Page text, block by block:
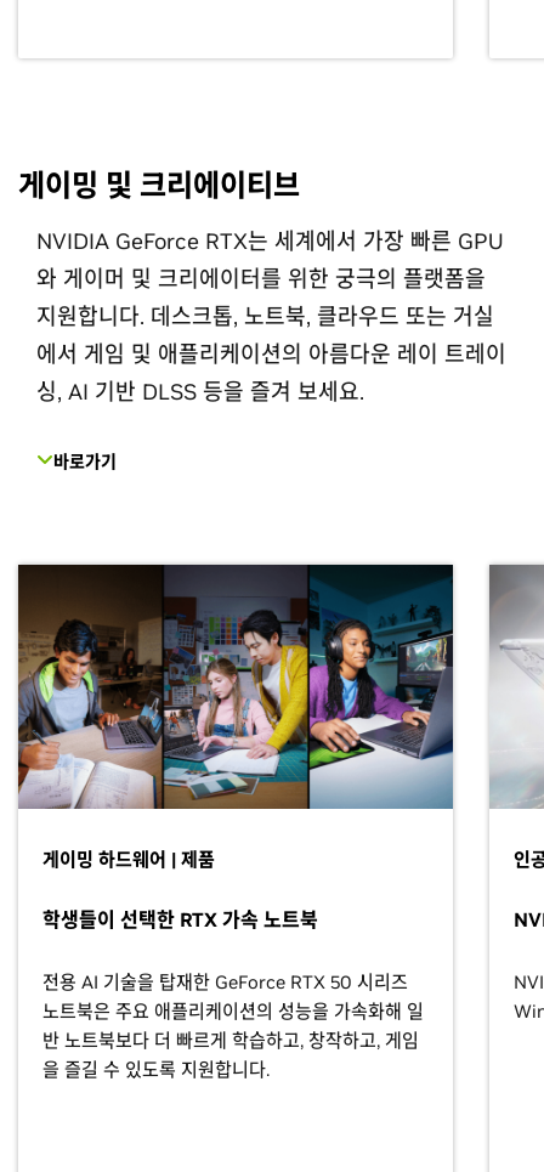
게이밍 및 크리에이티브
NVIDIA GeForce RTX는 세계에서 가장 빠른 GPU
와 게이머 및 크리에이터를 위한 궁극의 플랫폼을
지원합니다. 데스크톱, 노트북, 클라우드 또는 거실
에서 게임 및 애플리케이션의 아름다운 레이 트레이
싱, AI 기반 DLSS 등을 즐겨 보세요.
바로가기
게이밍 하드웨어 | 제품
학생들이 선택한 RTX 가속 노트북
전용 AI 기술을 탑재한 GeForce RTX 50 시리즈
노트북은 주요 애플리케이션의 성능을 가속화해 일
반 노트북보다 더 빠르게 학습하고, 창작하고, 게임
을 즐길 수 있도록 지원합니다.
인